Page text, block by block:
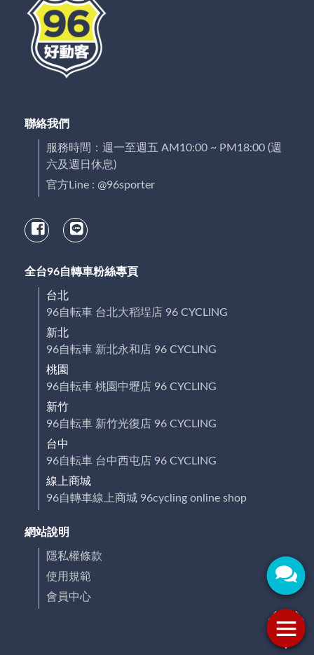
聯絡我們
服務時間：週一至週五 AM10:00 ~ PM18:00 (週
六及週日休息)
官方Line : @96sporter
全台96自轉車粉絲專頁
台北
96自転車 台北大稻埕店 96 CYCLING
新北
96自転車 新北永和店 96 CYCLING
桃園
96自転車 桃園中壢店 96 CYCLING
新竹
96自転車 新竹光復店 96 CYCLING
台中
96自転車 台中西屯店 96 CYCLING
線上商城
96自轉車線上商城 96cycling online shop
網站說明
隱私權條款
使用規範
會員中心